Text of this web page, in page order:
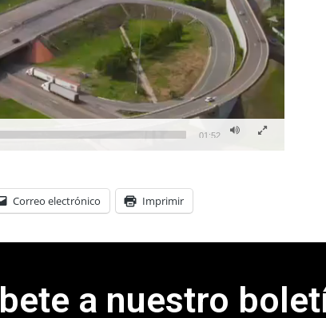
01:52
Correo electrónico Imprimir
a nuestro